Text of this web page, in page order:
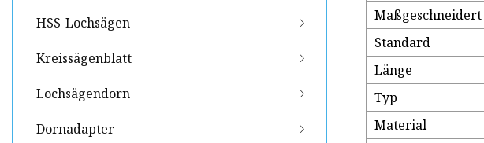
HSS-Lochsägen
Kreissägenblatt
Lochsägendorn
Dornadapter
Maßgeschneidert
Standard
Länge
Typ
Material